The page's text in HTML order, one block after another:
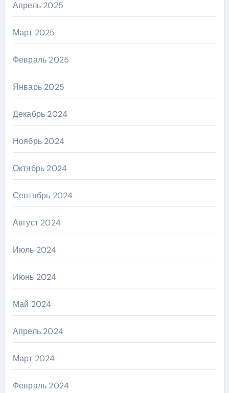
Апрель 2025
Март 2025
Февраль 2025
Январь 2025
Декабрь 2024
Ноябрь 2024
Октябрь 2024
Сентябрь 2024
Август 2024
Июль 2024
Июнь 2024
Май 2024
Апрель 2024
Март 2024
Февраль 2024